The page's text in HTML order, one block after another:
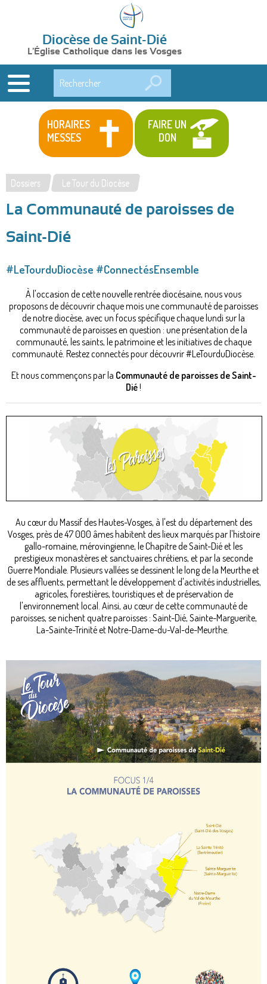
Diocèse de Saint-Dié
L'Église Catholique dans les Vosges
HORAIRES
MESSES
FAIRE UN
DON
Vous
êtes
ici
Dossiers Le Tour du Diocèse
La Communauté de paroisses de
Saint-Dié
#LeTourduDiocèse #ConnectésEnsemble
À l'occasion de cette nouvelle rentrée diocésaine, nous vous
proposons de découvrir chaque mois une communauté de paroisses
de notre diocèse, avec un focus spécifique chaque lundi sur la
communauté de paroisses en question : une présentation de la
communauté, les saints, le patrimoine et les initiatives de chaque
communauté. Restez connectés pour découvrir #LeTourduDiocèse.
Et nous commençons par la Communauté de paroisses de Saint-
Dié!
Au cœur du Massif des Hautes-Vosges, à l'est du département des
Vosges, près de 47 000 âmes habitent des lieux marqués par l'histoire
gallo-romaine, mérovingienne, le Chapitre de Saint-Dié et les
prestigieux monastères et sanctuaires chrétiens, et par la seconde
Guerre Mondiale. Plusieurs vallées se dessinent le long de la Meurthe et
de ses affluents, permettant le développement d'activités industrielles,
agricoles, forestières, touristiques et de préservation de
l'environnement local. Ainsi, au cœur de cette communauté de
paroisses, se nichent quatre paroisses : Saint-Dié, Sainte-Marguerite,
La-Sainte-Trinité et Notre-Dame-du-Val-de-Meurthe.